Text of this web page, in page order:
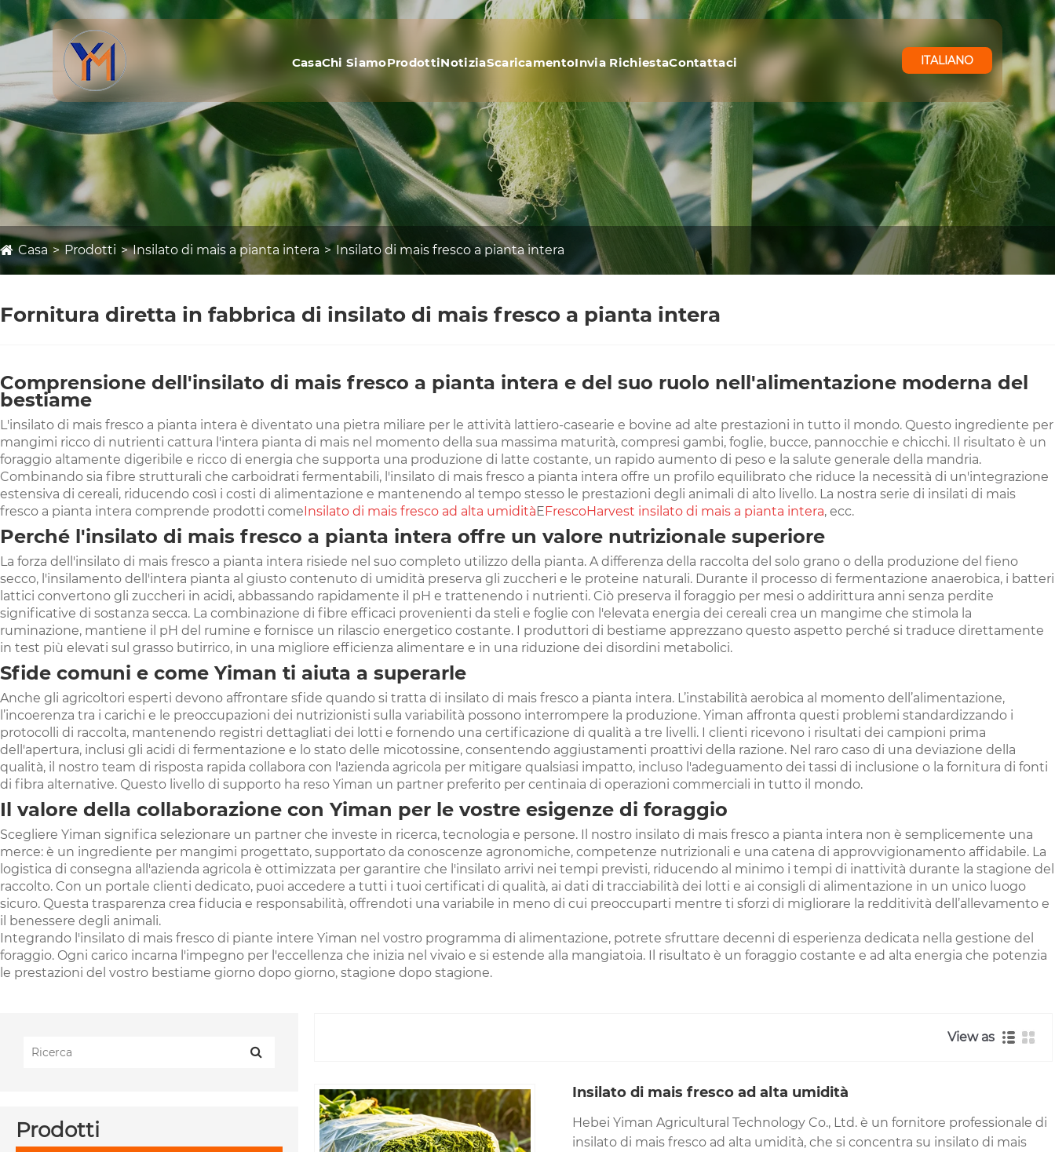
CasaChi SiamoProdottiNotiziaScaricamentoInvia RichiestaContattaci ITALIANO
Casa Prodotti Insilato di mais a pianta intera Insilato di mais fresco a pianta intera
Fornitura diretta in fabbrica di insilato di mais fresco a pianta intera
Comprensione dell'insilato di mais fresco a pianta intera e del suo ruolo nell'alimentazione moderna del
bestiame
L'insilato di mais fresco a pianta intera è diventato una pietra miliare per le attività lattiero-casearie e bovine ad alte prestazioni in tutto il mondo. Questo ingrediente per
mangimi ricco di nutrienti cattura l'intera pianta di mais nel momento della sua massima maturità, compresi gambi, foglie, bucce, pannocchie e chicchi. Il risultato è un
foraggio altamente digeribile e ricco di energia che supporta una produzione di latte costante, un rapido aumento di peso e la salute generale della mandria.
Combinando sia fibre strutturali che carboidrati fermentabili, l'insilato di mais fresco a pianta intera offre un profilo equilibrato che riduce la necessità di un'integrazione
estensiva di cereali, riducendo così i costi di alimentazione e mantenendo al tempo stesso le prestazioni degli animali di alto livello. La nostra serie di insilati di mais
fresco a pianta intera comprende prodotti comeInsilato di mais fresco ad alta umiditàEFrescoHarvest insilato di mais a pianta intera, ecc.
Perché l'insilato di mais fresco a pianta intera offre un valore nutrizionale superiore
La forza dell'insilato di mais fresco a pianta intera risiede nel suo completo utilizzo della pianta. A differenza della raccolta del solo grano o della produzione del fieno
secco, l'insilamento dell'intera pianta al giusto contenuto di umidità preserva gli zuccheri e le proteine ​​naturali. Durante il processo di fermentazione anaerobica, i batteri
lattici convertono gli zuccheri in acidi, abbassando rapidamente il pH e trattenendo i nutrienti. Ciò preserva il foraggio per mesi o addirittura anni senza perdite
significative di sostanza secca. La combinazione di fibre efficaci provenienti da steli e foglie con l'elevata energia dei cereali crea un mangime che stimola la
ruminazione, mantiene il pH del rumine e fornisce un rilascio energetico costante. I produttori di bestiame apprezzano questo aspetto perché si traduce direttamente
in test più elevati sul grasso butirrico, in una migliore efficienza alimentare e in una riduzione dei disordini metabolici.
Sfide comuni e come Yiman ti aiuta a superarle
Anche gli agricoltori esperti devono affrontare sfide quando si tratta di insilato di mais fresco a pianta intera. L’instabilità aerobica al momento dell’alimentazione,
l’incoerenza tra i carichi e le preoccupazioni dei nutrizionisti sulla variabilità possono interrompere la produzione. Yiman affronta questi problemi standardizzando i
protocolli di raccolta, mantenendo registri dettagliati dei lotti e fornendo una certificazione di qualità a tre livelli. I clienti ricevono i risultati dei campioni prima
dell'apertura, inclusi gli acidi di fermentazione e lo stato delle micotossine, consentendo aggiustamenti proattivi della razione. Nel raro caso di una deviazione della
qualità, il nostro team di risposta rapida collabora con l'azienda agricola per mitigare qualsiasi impatto, incluso l'adeguamento dei tassi di inclusione o la fornitura di fonti
di fibra alternative. Questo livello di supporto ha reso Yiman un partner preferito per centinaia di operazioni commerciali in tutto il mondo.
Il valore della collaborazione con Yiman per le vostre esigenze di foraggio
Scegliere Yiman significa selezionare un partner che investe in ricerca, tecnologia e persone. Il nostro insilato di mais fresco a pianta intera non è semplicemente una
merce: è un ingrediente per mangimi progettato, supportato da conoscenze agronomiche, competenze nutrizionali e una catena di approvvigionamento affidabile. La
logistica di consegna all'azienda agricola è ottimizzata per garantire che l'insilato arrivi nei tempi previsti, riducendo al minimo i tempi di inattività durante la stagione del
raccolto. Con un portale clienti dedicato, puoi accedere a tutti i tuoi certificati di qualità, ai dati di tracciabilità dei lotti e ai consigli di alimentazione in un unico luogo
sicuro. Questa trasparenza crea fiducia e responsabilità, offrendoti una variabile in meno di cui preoccuparti mentre ti sforzi di migliorare la redditività dell’allevamento e
il benessere degli animali.
Integrando l'insilato di mais fresco di piante intere Yiman nel vostro programma di alimentazione, potrete sfruttare decenni di esperienza dedicata nella gestione del
foraggio. Ogni carico incarna l'impegno per l'eccellenza che inizia nel vivaio e si estende alla mangiatoia. Il risultato è un foraggio costante e ad alta energia che potenzia
le prestazioni del vostro bestiame giorno dopo giorno, stagione dopo stagione.
Prodotti
View as
Insilato di mais fresco ad alta umidità
Hebei Yiman Agricultural Technology Co., Ltd. è un fornitore professionale di
insilato di mais fresco ad alta umidità, che si concentra su insilato di mais